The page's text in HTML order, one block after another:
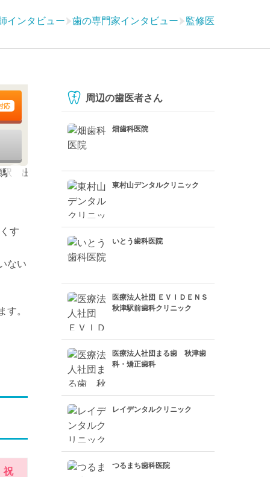
インタビュー 歯の専門家インタビュー 監修医
応
す
ない
す。
祝
周辺の歯医者さん
畑歯科医院
東村山デンタルクリニック
いとう歯科医院
医療法人社団 ＥＶＩＤＥＮＳ
秋津駅前歯科クリニック
医療法人社団まる歯 秋津歯
科・矯正歯科
レイデンタルクリニック
つるまち歯科医院